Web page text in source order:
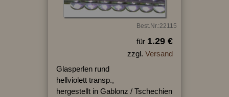
Best.Nr.:22115
für 1.29 €
zzgl. Versand
Glasperlen rund
hellviolett transp.,
hergestellt in Gablonz / Tschechien